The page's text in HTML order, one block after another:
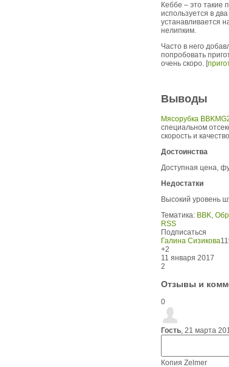
Кеббе – это
используется в
устанавливается
нелипким.
Часто в него
попробовать
очень скоро. [
Выводы
Мясорубка
специальном
скорость и
Достоинства
Доступная цена,
Недостатки
Высокий уровень
Тематика: BBK,
RSS
Подписаться
Галина Сизикова
+2
11 января 2017
2
Отзывы и
0
Гость, 21 марта
Копия Zelmer